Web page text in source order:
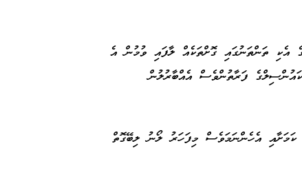
އެކި ތަންތަނުގައި ގޮށްތަކެއް ލާފައި ވުމުން އެ
ފަރާތުންވެސް އެއްބާރުލުން
އެހެންނަމަވެސް މިފަހަރު ލޯނު ލިބޭގޮތް